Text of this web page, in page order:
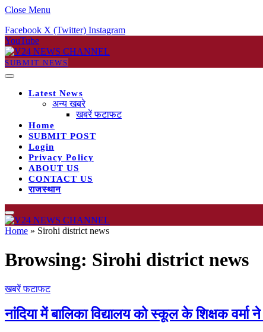
Close Menu
Facebook X (Twitter) Instagram
YouTube
SUBMIT NEWS
Latest News
अन्य खबरे
खबरें फटाफट
Home
SUBMIT POST
Login
Privacy Policy
ABOUT US
CONTACT US
राजस्थान
Home » Sirohi district news
Browsing: Sirohi district news
खबरें फटाफट
नांदिया में बालिका विद्यालय को स्कूल के शिक्षक